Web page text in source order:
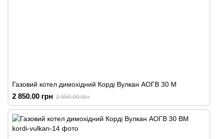
Газовий котел димохідний Корді Вулкан АОГВ 30 М
2 850.00 грн 2 950.00 грн